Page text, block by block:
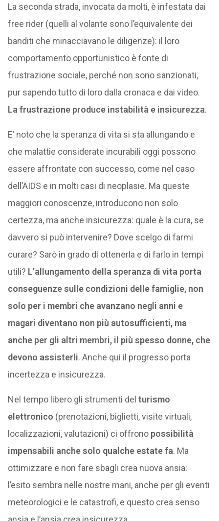
La seconda strada, invocata da molti, è infestata dai
free rider (quelli al volante sono l’equivalente dei
banditi che minacciavano le diligenze): il loro
comportamento opportunistico è fonte di
frustrazione sociale, perché non sono sanzionati,
pur sapendo tutto di loro dalla cronaca e dai video.
La frustrazione produce instabilità e insicurezza.
E’ noto che la speranza di vita si sta allungando e
che malattie considerate incurabili oggi possono
essere affrontate con successo, come nel caso
dell’AIDS e in molti casi di neoplasie. Ma queste
maggiori conoscenze, introducono non solo
certezza, ma anche insicurezza: quale è la cura, se
davvero si può intervenire? Dove scelgo di farmi
curare? Sarò in grado di ottenerla e di farlo in tempi
utili? L’allungamento della speranza di vita porta
conseguenze sulle condizioni delle famiglie, non
solo per i membri che avanzano negli anni e
magari diventano non più autosufficienti, ma
anche per gli altri membri, il più spesso donne, che
devono assisterli. Anche qui il progresso porta
incertezza e insicurezza.
Nel tempo libero gli strumenti del turismo
elettronico (prenotazioni, biglietti, visite virtuali,
localizzazioni, valutazioni) ci offrono possibilità
impensabili anche solo qualche estate fa. Ma
ottimizzare e non fare sbagli crea nuova ansia:
l’esito sembra nelle nostre mani, anche per gli eventi
meteorologici e le catastrofi, e questo crea senso